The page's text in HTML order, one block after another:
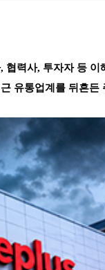
력사, 투자자 등
유통업계를 뒤흔든